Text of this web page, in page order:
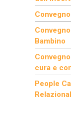
Bambino
cura e
People